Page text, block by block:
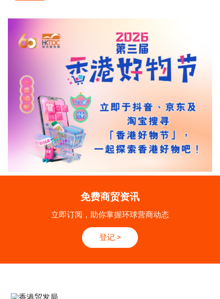
免费商贸资讯
立即订阅，助你掌握环球营商动态
登记 >